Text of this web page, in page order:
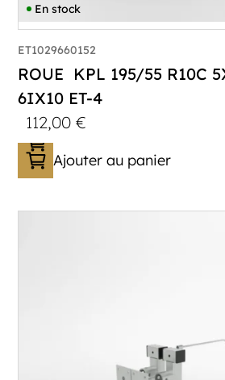
En stock
ET1029660152
ROUE KPL 195/55 R10C
6IX10 ET-4
112,00€
Ajouter au panier